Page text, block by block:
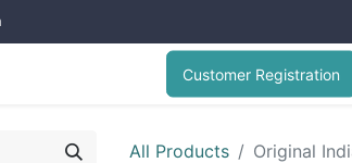
Customer Registration
All Products Original